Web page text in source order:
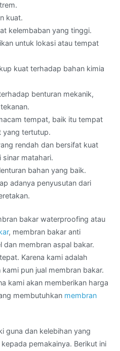
kuat.
kelembaban yang tinggi.
untuk lokasi atau tempat
kuat terhadap bahan kimia
benturan mekanik,
tempat, baik itu tempat
yang tertutup.
rendah dan bersifat kuat
sinar matahari.
bahan yang baik.
adanya penyusutan dari
bakar waterproofing atau
, membran bakar anti
membran aspal bakar.
Karena kami adalah
pun jual membran bakar.
kami akan memberikan harga
membutuhkan membran
guna dan kelebihan yang
pemakainya. Berikut ini